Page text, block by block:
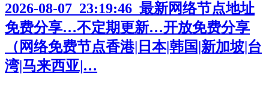
2026-08-07_23:19:46_最新网络节点地址
免费分享…不定期更新…开放免费分享
（网络免费节点香港|日本|韩国|新加坡|台
湾|马来西亚|…